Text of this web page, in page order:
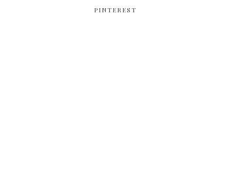
PINTEREST